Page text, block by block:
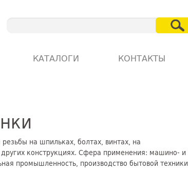
КАТАЛОГИ КОНТАКТЫ
на шпильках, болтах, винтах, на
конструкциях. Сфера применения: машино- и
промышленность, производство бытовой техники